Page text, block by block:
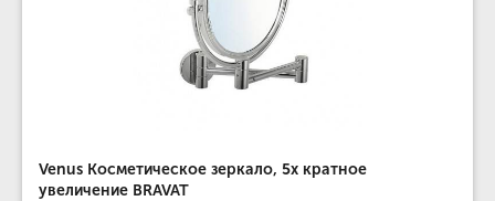
Venus Косметическое зеркало, 5х кратное
увеличение BRAVAT